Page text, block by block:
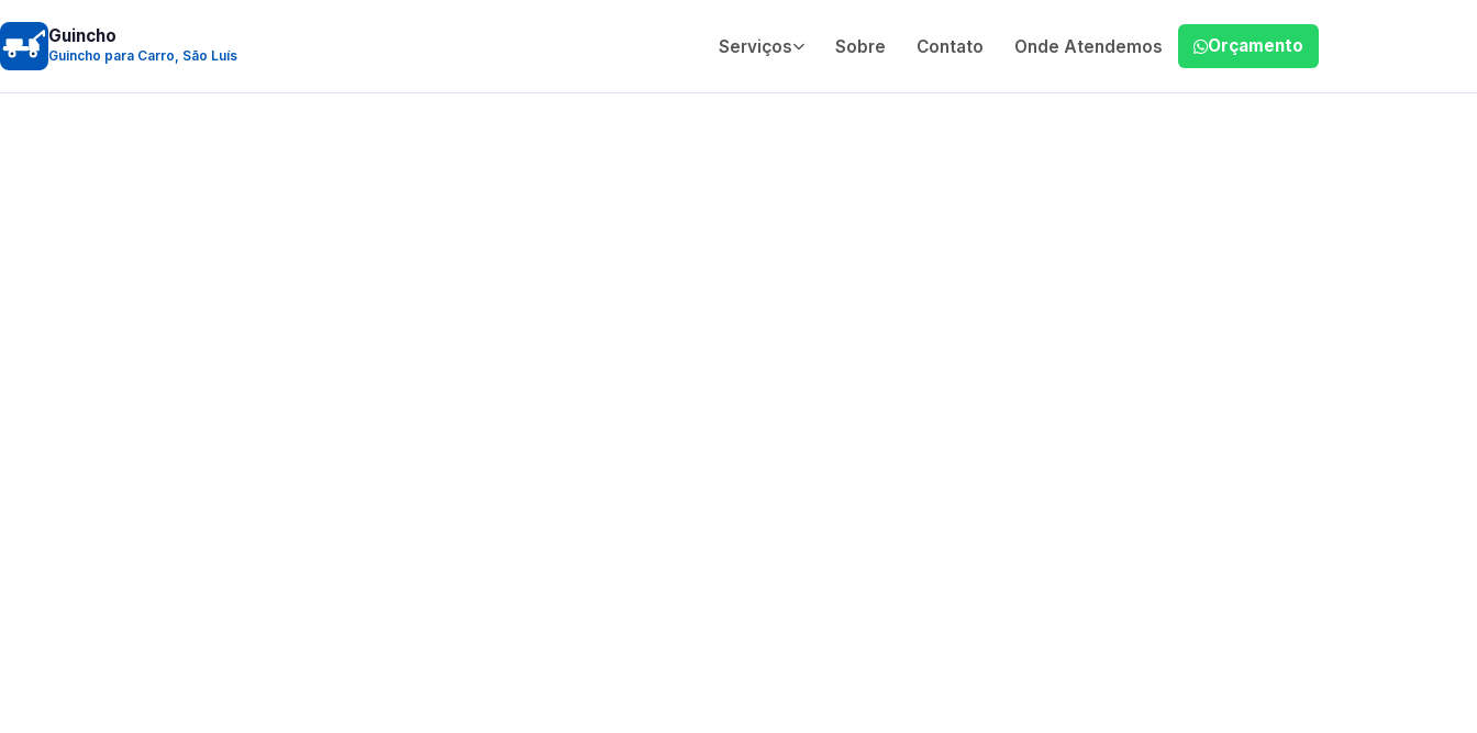
Guincho
Guincho para Carro, São Luís Serviços Sobre Contato Onde Atendemos Orçamento